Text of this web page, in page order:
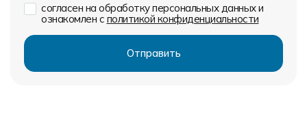
согласен на обработку персональных данных и
ознакомлен с политикой конфиденциальности